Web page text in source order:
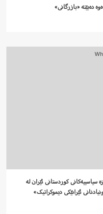
دەبێتە «بازرگانی»
سیاسییەکانی کوردستانی ئێران لە
ئێرانێکی دیموکراتیک»